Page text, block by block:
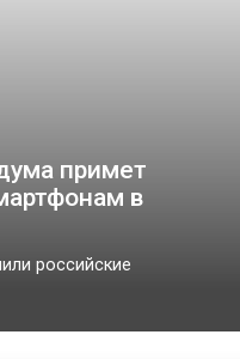
примет
в
российские